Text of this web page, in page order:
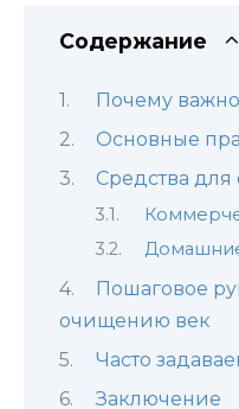
Содержание
Почему
Основные
Средства
Пошаговое
очищению век
Часто
Заключение